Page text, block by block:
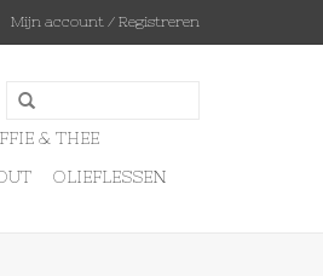
Mijn account / Registreren
& THEE
OLIEFLESSEN